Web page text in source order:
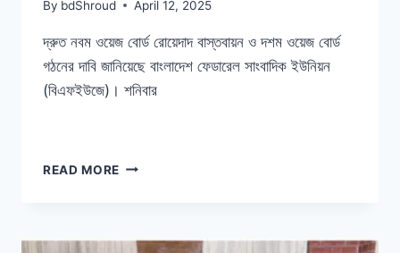
By bdShroud April 12, 2025
দ্রুত নবম ওয়েজ বোর্ড রোয়েদাদ বাস্তবায়ন ও দশম ওয়েজ বোর্ড
গঠনের দাবি জানিয়েছে বাংলাদেশ ফেডারেল সাংবাদিক ইউনিয়ন
(বিএফইউজে)। শনিবার
READ MORE দ্রুত
গঠনের